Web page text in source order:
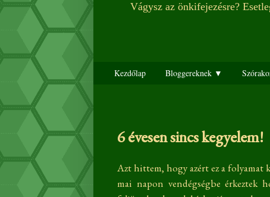
Vágysz az önkifejezésre?
Kezdőlap Bloggereknek ▼
6 évesen sincs kegyelem!
Azt hittem, hogy azért ez a folyamat
mai napon vendégségbe érkeztek